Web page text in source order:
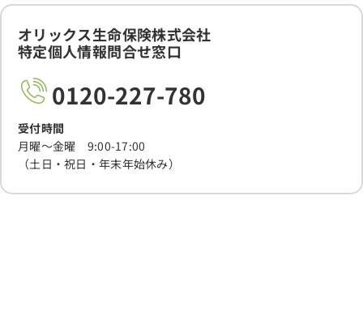
オリックス生命保険株式会社
特定個人情報問合せ窓口
0120-227-780
受付時間
月曜～金曜 9:00-17:00
（土日・祝日・年末年始休み）